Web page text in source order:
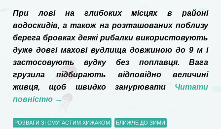
При лові на глибоких місцях в районі
водоскидів, а також на розташованих поблизу
берега бровках деякі рибалки використовують
дуже довгі махові вудлища довжиною до 9 м і
застосовують вудку без поплавця. Вага
грузила підбирають відповідно величині
живця, щоб швидко занурювати
Читати
повністю →
РОЗВАГИ ЗІ СМУГАСТИМ ХИЖАКОМ
БЛИЖЧЕ ДО ЗИМИ